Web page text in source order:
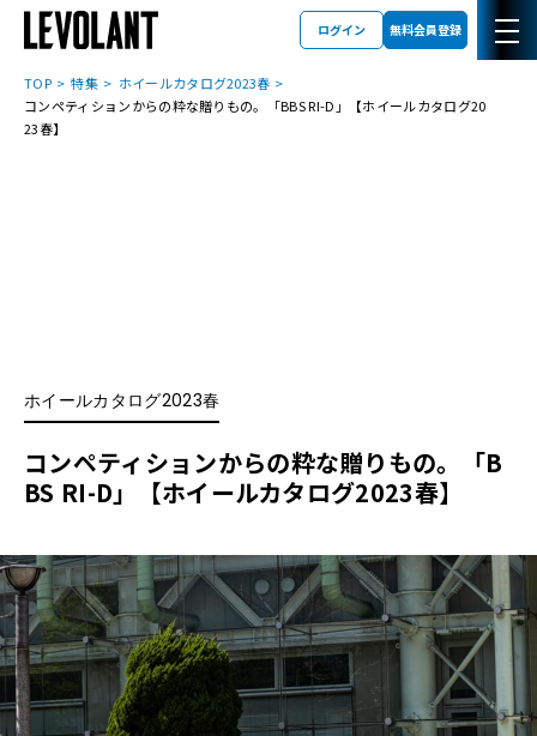
ログイン 無料会員登録
TOP 特集
ホイールカタログ2023春
コンペティションからの粋な贈りもの。「BBS RI-D」【ホイールカタログ20
23春】
ホイールカタログ2023春
コンペティションからの粋な贈りもの。「B
BS RI-D」【ホイールカタログ2023春】